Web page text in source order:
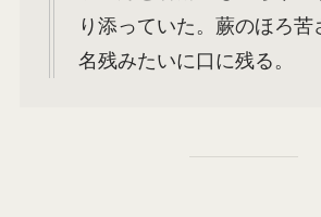
り添っていた。蕨のほろ苦
名残みたいに口に残る。